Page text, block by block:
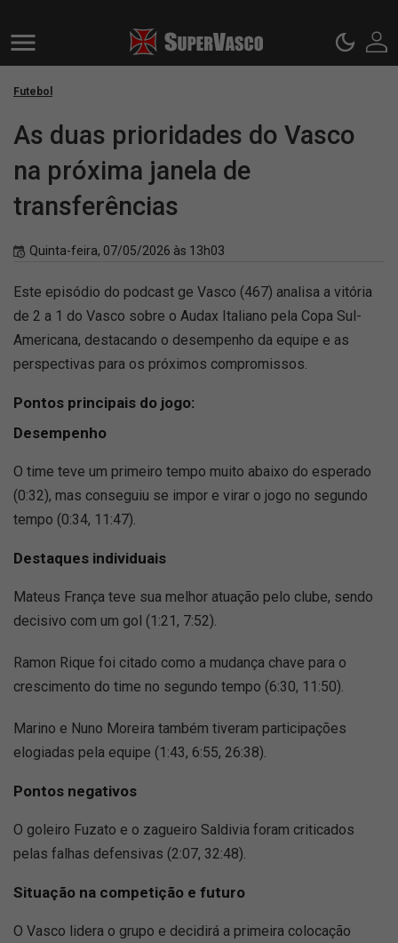
Futebol
As duas prioridades do Vasco
na próxima janela de
transferências
Quinta-feira, 07/05/2026 às 13h03
Este episódio do podcast ge Vasco (467) analisa a vitória
de 2 a 1 do Vasco sobre o Audax Italiano pela Copa Sul-
Americana, destacando o desempenho da equipe e as
perspectivas para os próximos compromissos.
Pontos principais do jogo:
Desempenho
O time teve um primeiro tempo muito abaixo do esperado
(0:32), mas conseguiu se impor e virar o jogo no segundo
tempo (0:34, 11:47).
Destaques individuais
Mateus França teve sua melhor atuação pelo clube, sendo
decisivo com um gol (1:21, 7:52).
Ramon Rique foi citado como a mudança chave para o
crescimento do time no segundo tempo (6:30, 11:50).
Marino e Nuno Moreira também tiveram participações
elogiadas pela equipe (1:43, 6:55, 26:38).
Pontos negativos
O goleiro Fuzato e o zagueiro Saldivia foram criticados
pelas falhas defensivas (2:07, 32:48).
Situação na competição e futuro
O Vasco lidera o grupo e decidirá a primeira colocação